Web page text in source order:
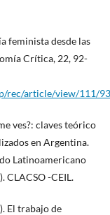
feminista desde las
Crítica, 22, 92-
rec/article/view/111/93
ves?: claves teórico
en Argentina.
Latinoamericano
CLACSO -CEIL.
El trabajo de